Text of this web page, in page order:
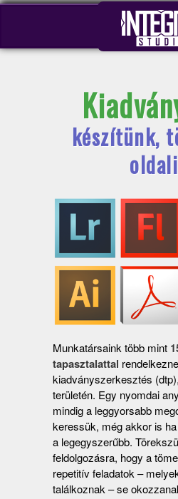
készítünk,
Munkatársaink több mint
tapasztalattal
kiadványszerkesztés
területén. Egy nyomdai
mindig a leggyorsabb
keressük, még akkor is
a legegyszerűbb.
feldolgozásra, hogy a
repetitív feladatok –
találkoznak – se